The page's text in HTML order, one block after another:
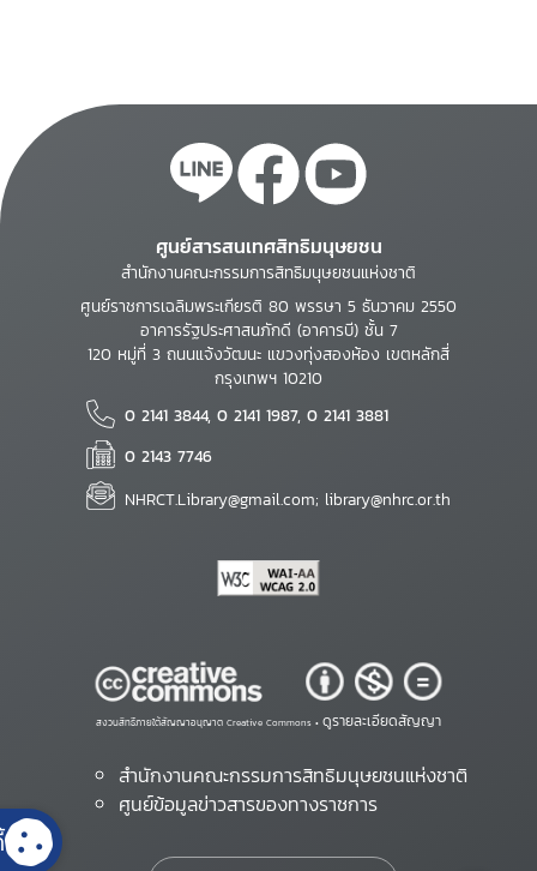
ศูนย์สารสนเทศสิทธิมนุษยชน
สำนักงานคณะกรรมการสิทธิมนุษยชนแห่งชาติ
ศูนย์ราชการเฉลิมพระเกียรติ 80 พรรษา 5 ธันวาคม 2550
อาคารรัฐประศาสนภักดี (อาคารบี) ชั้น 7
120 หมู่ที่ 3 ถนนแจ้งวัฒนะ แขวงทุ่งสองห้อง เขตหลักสี่
กรุงเทพฯ 10210
0 2141 3844, 0 2141 1987, 0 2141 3881
0 2143 7746
NHRCT.Library@gmail.com; library@nhrc.or.th
สงวนสิทธิ์ภายใต้สัญญาอนุญาต Creative Commons • ดูรายละเอียดสัญญา
สำนักงานคณะกรรมการสิทธิมนุษยชนแห่งชาติ
ศูนย์ข้อมูลข่าวสารของทางราชการ